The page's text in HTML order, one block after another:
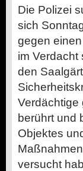
Die Polizei
sich
gegen
im Verdacht
den
Verdächtige
berührt und
Objektes
versucht